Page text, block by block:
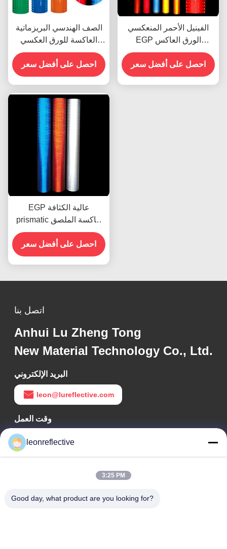
الصف الهندسي البريزماتية
العاكسة للورق العكسي
لعلامات المرور
احصل على أفضل سعر
الفينيل الأحمر المنعكسي
EGP الورق العاكس
للطباعة UV للمذيب البيئي
احصل على أفضل سعر
EGP عالية الكثافة
prismatic عاكسة الملصق
الفينيل الصفحة فيلم المواد
احصل على أفضل سعر
اتصل بنا
Anhui Lu Zheng Tong
New Material Technology Co., Ltd.
البريد الإلكتروني
leon@lureflective.com
وقت العمل
9:00-18:00
عنواننا
التكنولوجيا العالية، هيفي، أنهوي، الصين
leonreflective
3:25 PM
Good day, what product are you looking for?